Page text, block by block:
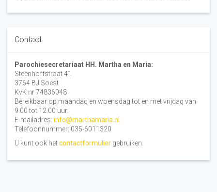
Contact
Parochiesecretariaat HH. Martha en Maria:
Steenhoffstraat 41
3764 BJ Soest
KvK nr 74836048
Bereikbaar op maandag en woensdag tot en met vrijdag van
9.00 tot 12.00 uur.
E-mailadres: info@marthamaria.nl
Telefoonnummer: 035-6011320
U kunt ook hetcontactformulier gebruiken.